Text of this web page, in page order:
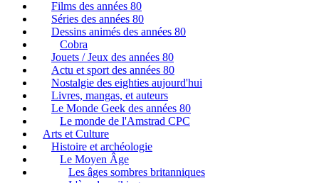
Films des années 80
Séries des années 80
Dessins animés des années 80
Cobra
Jouets / Jeux des années 80
Actu et sport des années 80
Nostalgie des eighties aujourd'hui
Livres, mangas, et auteurs
Le Monde Geek des années 80
Le monde de l'Amstrad CPC
Arts et Culture
Histoire et archéologie
Le Moyen Âge
Les âges sombres britanniques